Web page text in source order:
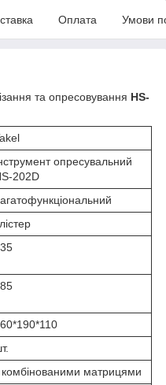
Оплата Умови
та опресовування HS-
опресувальний
202D
комбінованими матрицями